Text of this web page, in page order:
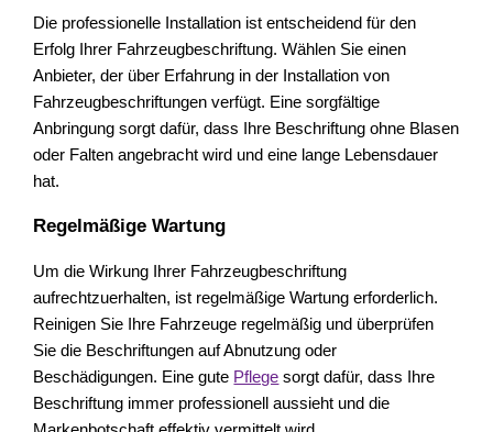
Die professionelle Installation ist entscheidend für den
Erfolg Ihrer Fahrzeugbeschriftung. Wählen Sie einen
Anbieter, der über Erfahrung in der Installation von
Fahrzeugbeschriftungen verfügt. Eine sorgfältige
Anbringung sorgt dafür, dass Ihre Beschriftung ohne Blasen
oder Falten angebracht wird und eine lange Lebensdauer
hat.
Regelmäßige Wartung
Um die Wirkung Ihrer Fahrzeugbeschriftung
aufrechtzuerhalten, ist regelmäßige Wartung erforderlich.
Reinigen Sie Ihre Fahrzeuge regelmäßig und überprüfen
Sie die Beschriftungen auf Abnutzung oder
Beschädigungen. Eine gute Pflege sorgt dafür, dass Ihre
Beschriftung immer professionell aussieht und die